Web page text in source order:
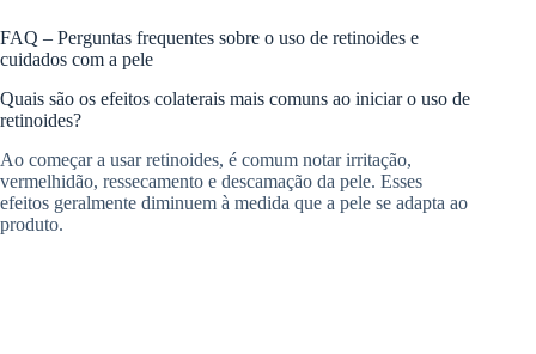
FAQ – Perguntas frequentes sobre o uso de retinoides e
cuidados com a pele
Quais são os efeitos colaterais mais comuns ao iniciar o uso de
retinoides?
Ao começar a usar retinoides, é comum notar irritação,
vermelhidão, ressecamento e descamação da pele. Esses
efeitos geralmente diminuem à medida que a pele se adapta ao
produto.